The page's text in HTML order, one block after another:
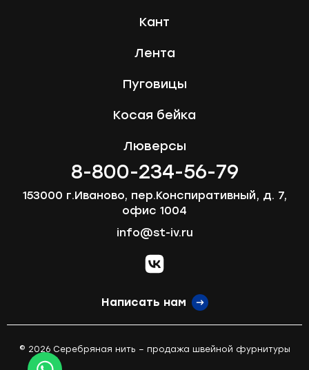
Кант
Лента
Пуговицы
Косая бейка
Люверсы
8-800-234-56-79
153000 г.Иваново, пер.Конспиративный, д. 7,
офис 1004
info@st-iv.ru
vk.com
Написать нам
© 2026 Серебряная нить – продажа швейной фурнитуры